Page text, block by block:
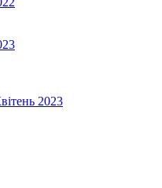
2023